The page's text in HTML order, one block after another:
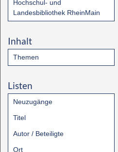
Hochschul- und
Landesbibliothek RheinMain
Inhalt
Themen
Listen
Neuzugänge
Titel
Autor / Beteiligte
Ort